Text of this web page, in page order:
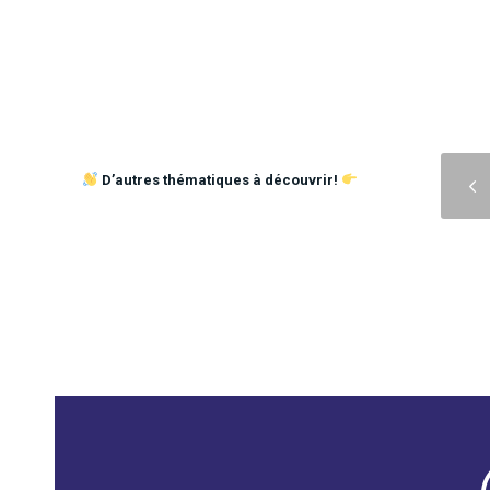
D’autres thématiques à découvrir!
Précédent